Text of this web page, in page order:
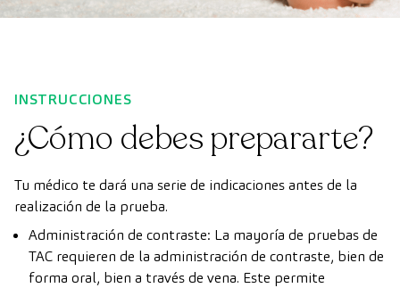
INSTRUCCIONES
¿Cómo debes prepararte?
Tu médico te dará una serie de indicaciones antes de la
realización de la prueba.
Administración de contraste: La mayoría de pruebas de
TAC requieren de la administración de contraste, bien de
forma oral, bien a través de vena. Este permite